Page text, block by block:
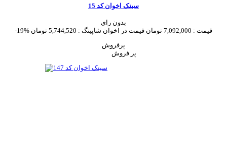
سینک اخوان کد 15
بدون رای
-19%
قیمت : 7,092,000 تومان قیمت در اخوان شاپینگ : 5,744,520 تومان
پرفروش